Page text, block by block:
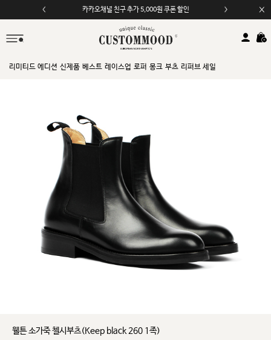
카카오채널 친구 추가 5,000원 쿠폰 할인
모바일 앱 자동 2,000원 할인
리미티드 에디션 신제품 베스트 레이스업 로퍼 몽크 부츠 리퍼브 세일
웰튼 소가죽 첼시부츠(Keep black 260 1족)